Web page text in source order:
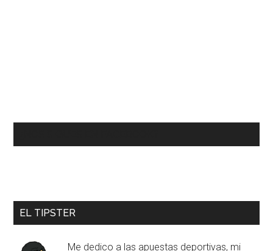
EL TIPSTER
Me dedico a las apuestas deportivas, mi